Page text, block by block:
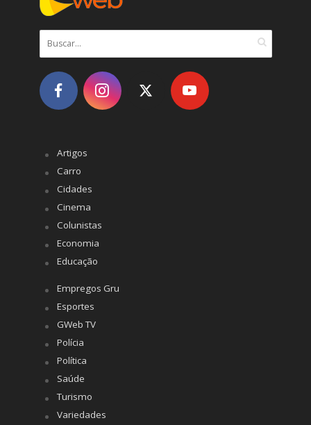
Artigos
Carro
Cidades
Cinema
Colunistas
Economia
Educação
Empregos Gru
Esportes
GWeb TV
Polícia
Política
Saúde
Turismo
Variedades